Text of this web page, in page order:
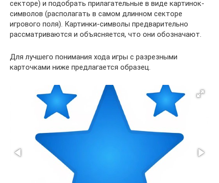
секторе) и подобрать прилагательные в виде картинок-
символов (располагать в самом длинном секторе
игрового поля). Картинки-символы предварительно
рассматриваются и объясняется, что они обозначают.
Для лучшего понимания хода игры с разрезными
карточками ниже предлагается образец.